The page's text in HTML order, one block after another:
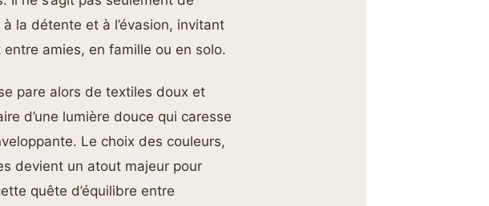
la détente et à l’évasion, invitant
amies, en famille ou en solo.
pare alors de textiles doux et
d’une lumière douce qui caresse
Le choix des couleurs,
devient un atout majeur pour
quête d’équilibre entre